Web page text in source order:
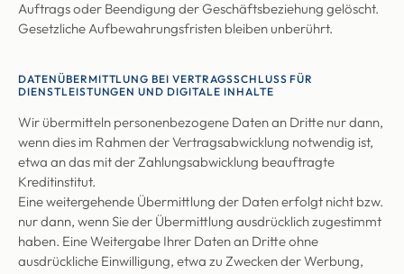
Auftrags oder Beendigung der Geschäftsbeziehung gelöscht.
Gesetzliche Aufbewahrungsfristen bleiben unberührt.
DATENÜBERMITTLUNG BEI VERTRAGSSCHLUSS FÜR
DIENSTLEISTUNGEN UND DIGITALE INHALTE
Wir übermitteln personenbezogene Daten an Dritte nur dann,
wenn dies im Rahmen der Vertragsabwicklung notwendig ist,
etwa an das mit der Zahlungsabwicklung beauftragte
Kreditinstitut.
Eine weitergehende Übermittlung der Daten erfolgt nicht bzw.
nur dann, wenn Sie der Übermittlung ausdrücklich zugestimmt
haben. Eine Weitergabe Ihrer Daten an Dritte ohne
ausdrückliche Einwilligung, etwa zu Zwecken der Werbung,